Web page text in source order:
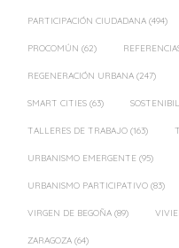
PARTICIPACIÓN CIUDADANA (494)
PROCOMÚN (62)
REGENERACIÓN URBANA (247)
SMART CITIES (63)
TALLERES DE TRABAJO (163)
URBANISMO EMERGENTE (95)
URBANISMO PARTICIPATIVO (83)
VIRGEN DE BEGOÑA (89)
ZARAGOZA (64)